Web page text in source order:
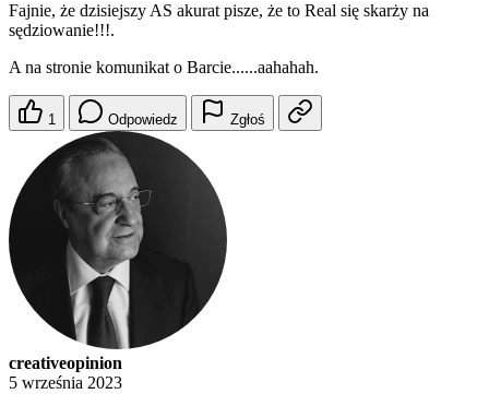
Fajnie, że dzisiejszy AS akurat pisze, że to Real się skarży na
sędziowanie!!!.
A na stronie komunikat o Barcie......aahahah.
1 Odpowiedz Zgłoś
creativeopinion
5 września 2023